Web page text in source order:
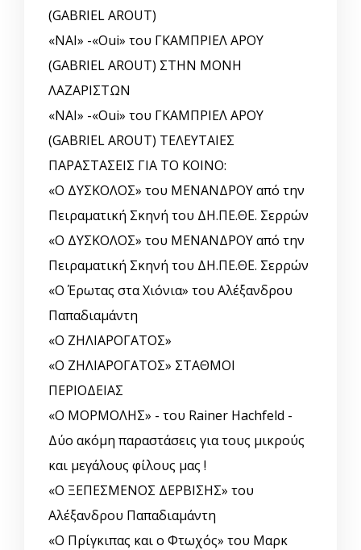
(GABRIEL AROUT)
«ΝΑΙ» -«Oui» του ΓΚΑΜΠΡΙΕΛ ΑΡΟΥ
(GABRIEL AROUT) ΣΤΗΝ ΜΟΝΗ
ΛΑΖΑΡΙΣΤΩΝ
«ΝΑΙ» -«Oui» του ΓΚΑΜΠΡΙΕΛ ΑΡΟΥ
(GABRIEL AROUT) ΤΕΛΕΥΤΑΙΕΣ
ΠΑΡΑΣΤΑΣΕΙΣ ΓΙΑ ΤΟ ΚΟΙΝΟ:
«Ο ΔΥΣΚΟΛΟΣ» του ΜΕΝΑΝΔΡΟΥ από την
Πειραματική Σκηνή του ΔΗ.ΠΕ.ΘΕ. Σερρών
«Ο ΔΥΣΚΟΛΟΣ» του ΜΕΝΑΝΔΡΟΥ από την
Πειραματική Σκηνή του ΔΗ.ΠΕ.ΘΕ. Σερρών
«Ο Έρωτας στα Χιόνια» του Αλέξανδρου
Παπαδιαμάντη
«Ο ΖΗΛΙΑΡΟΓΑΤΟΣ»
«Ο ΖΗΛΙΑΡΟΓΑΤΟΣ» ΣΤΑΘΜΟΙ
ΠΕΡΙΟΔΕΙΑΣ
«Ο ΜΟΡΜΟΛΗΣ» - του Rainer Hachfeld -
Δύο ακόμη παραστάσεις για τους μικρούς
και μεγάλους φίλους μας !
«Ο ΞΕΠΕΣΜΕΝΟΣ ΔΕΡΒΙΣΗΣ» του
Αλέξανδρου Παπαδιαμάντη
«Ο Πρίγκιπας και ο Φτωχός» του Μαρκ